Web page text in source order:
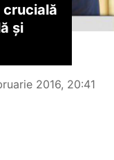
crucială
și
2016, 20:41